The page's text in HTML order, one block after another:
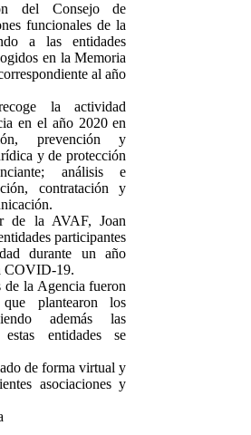
del Consejo de
funcionales de la
a las entidades
en la Memoria
al año
la actividad
en el año 2020 en
prevención y
y de protección
análisis e
contratación y
de la AVAF, Joan
participantes
durante un año
COVID-19.
de la Agencia fueron
plantearon los
además las
entidades se
de forma virtual y
asociaciones y